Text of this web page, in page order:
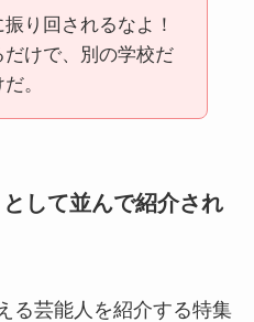
り回されるなよ！
けで、別の学校だ
。
して並んで紹介され
る芸能人を紹介する特集